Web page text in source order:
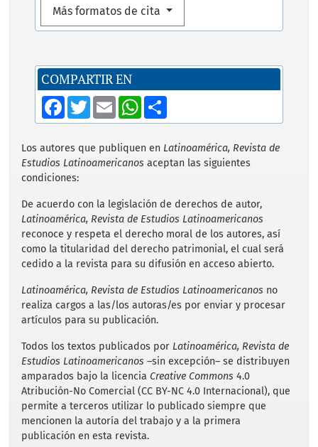
Más formatos de cita
COMPARTIR EN
F
a
c
b
o
o
k
T
w
i
t
e
r
E
m
a
l
W
a
s
A
p
S
a
e
Los autores que publiquen en Latinoamérica, Revista de
Estudios Latinoamericanos aceptan las siguientes
condiciones:
De acuerdo con la legislación de derechos de autor,
Latinoamérica, Revista de Estudios Latinoamericanos
reconoce y respeta el derecho moral de los autores, así
como la titularidad del derecho patrimonial, el cual será
cedido a la revista para su difusión en acceso abierto.
Latinoamérica, Revista de Estudios Latinoamericanos no
realiza cargos a las/los autoras/es por enviar y procesar
artículos para su publicación.
Todos los textos publicados por Latinoamérica, Revista de
Estudios Latinoamericanos –sin excepción– se distribuyen
amparados bajo la licencia Creative Commons 4.0
Atribución-No Comercial (CC BY-NC 4.0 Internacional), que
permite a terceros utilizar lo publicado siempre que
mencionen la autoría del trabajo y a la primera
publicación en esta revista.